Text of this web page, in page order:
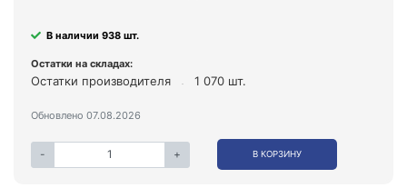
В наличии 938 шт.
Остатки на складах:
Остатки производителя 1 070 шт.
Обновлено 07.08.2026
- + В КОРЗИНУ